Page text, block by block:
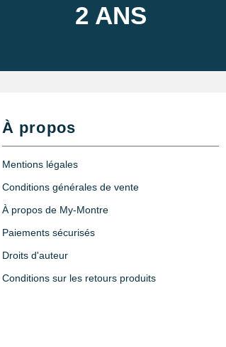
2 ANS
À propos
Mentions légales
Conditions générales de vente
À propos de My-Montre
Paiements sécurisés
Droits d'auteur
Conditions sur les retours produits